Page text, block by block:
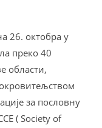
26. октобра у
преко 40
области,
за пословну
( Society of